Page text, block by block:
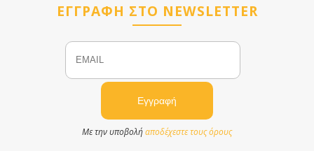
ΕΓΓΡΑΦΗ ΣΤΟ NEWSLETTER
Email
Με την υποβολήαποδέχεστε τους όρους